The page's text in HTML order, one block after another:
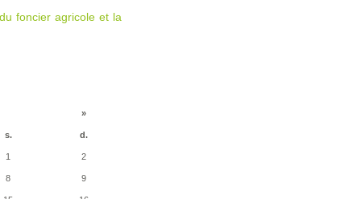
foncier agricole et la
»
s. d.
1 2
8 9